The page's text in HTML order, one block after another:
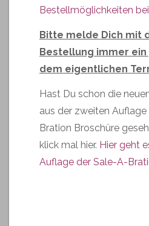
Bestellmöglichkeiten bei
Bitte melde Dich mit
Bestellung immer ein
dem eigentlichen
Hast Du schon die
aus der zweiten
Bration Broschüre
klick mal hier. Hier geht
Auflage der Sale-A-